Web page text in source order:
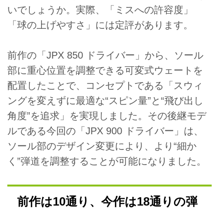
いでしょうか。実際、「ミスへの許容度」
「球の上げやすさ」には定評があります。
前作の「JPX 850 ドライバー」から、ソール
部に重心位置を調整できる可変式ウェートを
配置したことで、コンセプトである「スウィ
ングを変えずに最適な“スピン量”と“飛び出し
角度”を追求」を実現しました。その後継モデ
ルである今回の「JPX 900 ドライバー」は、
ソール部のデザイン変更により、より“細か
く”弾道を調整することが可能になりました。
前作は10通り、今作は18通りの弾